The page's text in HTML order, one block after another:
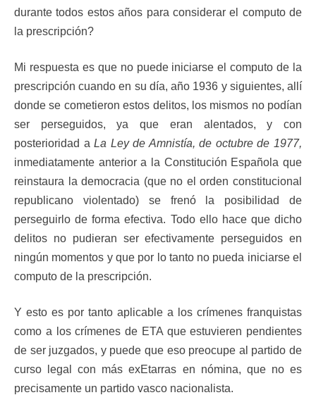
durante todos estos años para considerar el computo de
la prescripción?
Mi respuesta es que no puede iniciarse el computo de la
prescripción cuando en su día, año 1936 y siguientes, allí
donde se cometieron estos delitos, los mismos no podían
ser perseguidos, ya que eran alentados, y con
posterioridad a La Ley de Amnistía, de octubre de 1977,
inmediatamente anterior a la Constitución Española que
reinstaura la democracia (que no el orden constitucional
republicano violentado) se frenó la posibilidad de
perseguirlo de forma efectiva. Todo ello hace que dicho
delitos no pudieran ser efectivamente perseguidos en
ningún momentos y que por lo tanto no pueda iniciarse el
computo de la prescripción.
Y esto es por tanto aplicable a los crímenes franquistas
como a los crímenes de ETA que estuvieren pendientes
de ser juzgados, y puede que eso preocupe al partido de
curso legal con más exEtarras en nómina, que no es
precisamente un partido vasco nacionalista.